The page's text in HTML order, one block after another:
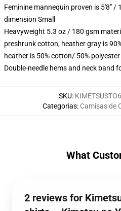
Feminine mannequin proven is 5'8" /
dimension Small
Heavyweight 5.3 oz / 180 gsm
preshrunk cotton, heather gray is
heather is 50% cotton/ 50% polyester
Double-needle hems and neck band
SKU:
Categorias: Camisas de
What
2 reviews for